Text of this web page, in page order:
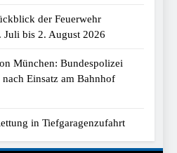
der Feuerwehr
bis 2. August 2026
München: Bundespolizei
Einsatz am Bahnhof
in Tiefgaragenzufahrt